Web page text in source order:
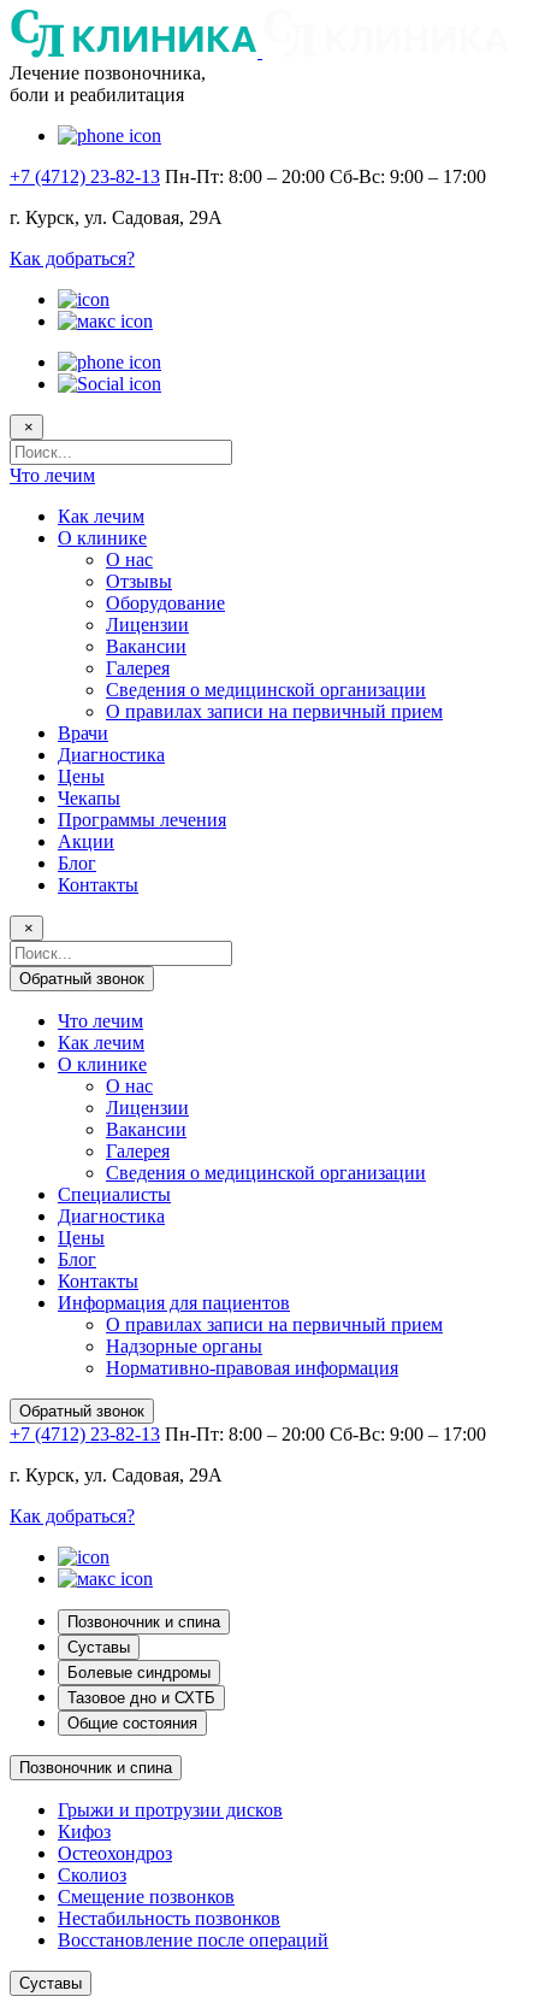
Лечение позвоночника,
боли и реабилитация
+7 (4712) 23-82-13 Пн-Пт: 8:00 – 20:00 Сб-Вс: 9:00 – 17:00
г. Курск, ул. Садовая, 29А
Как добраться?
×
Поисковый
запрос
Что лечим
Как лечим
О клинике
О нас
Отзывы
Оборудование
Лицензии
Вакансии
Галерея
Сведения о медицинской организации
О правилах записи на первичный прием
Врачи
Диагностика
Цены
Чекапы
Программы лечения
Акции
Блог
Контакты
×
Поисковый
запрос
Обратный звонок
Что лечим
Как лечим
О клинике
О нас
Лицензии
Вакансии
Галерея
Сведения о медицинской организации
Специалисты
Диагностика
Цены
Блог
Контакты
Информация для пациентов
О правилах записи на первичный прием
Надзорные органы
Нормативно-правовая информация
Обратный звонок
+7 (4712) 23-82-13 Пн-Пт: 8:00 – 20:00 Сб-Вс: 9:00 – 17:00
г. Курск, ул. Садовая, 29А
Как добраться?
Позвоночник и спина
Суставы
Болевые синдромы
Тазовое дно и СХТБ
Общие состояния
Позвоночник и спина
Грыжи и протрузии дисков
Кифоз
Остеохондроз
Сколиоз
Смещение позвонков
Нестабильность позвонков
Восстановление после операций
Суставы